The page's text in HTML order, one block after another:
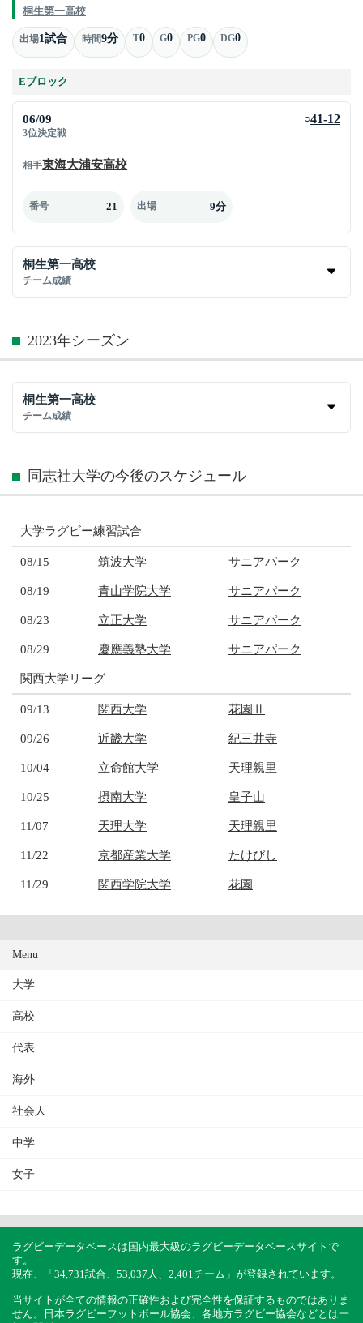
桐生第一高校
出場1試合 時間9分 T0 G0 PG0 DG0
Eブロック
06/09
3位決定戦
○41-12
相手東海大浦安高校
番号 21 出場 9分
桐生第一高校
チーム成績
2023年シーズン
桐生第一高校
チーム成績
同志社大学の今後のスケジュール
大学ラグビー練習試合
08/15 筑波大学 サニアパーク
08/19 青山学院大学 サニアパーク
08/23 立正大学 サニアパーク
08/29 慶應義塾大学 サニアパーク
関西大学リーグ
09/13 関西大学 花園Ⅱ
09/26 近畿大学 紀三井寺
10/04 立命館大学 天理親里
10/25 摂南大学 皇子山
11/07 天理大学 天理親里
11/22 京都産業大学 たけびし
11/29 関西学院大学 花園
Menu
大学
高校
代表
海外
社会人
中学
女子
ラグビーデータベースは国内最大級のラグビーデータベースサイトで
す。
現在、「34,731試合、53,037人、2,401チーム」が登録されています。
当サイトが全ての情報の正確性および完全性を保証するものではありま
せん。日本ラグビーフットボール協会、各地方ラグビー協会などとは一